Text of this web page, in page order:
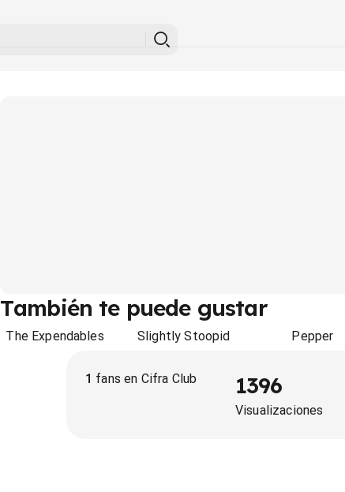
También te puede gustar
The Expendables Slightly Stoopid Pepper
1 fans en Cifra Club 1396
Visualizaciones